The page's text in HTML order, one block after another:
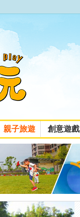
親子旅遊 創意遊戲